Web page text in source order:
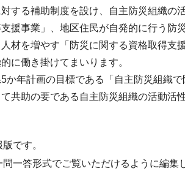
する補助制度を設け、自主防災組織
援事業」、地区住民が自発的に行う防
材を増やす「防災に関する資格取得
に働き掛けてまいります。
か年計画の目標である「自主防災組織
共助の要である自主防災組織の活動活
です。
問一答形式でご覧いただけるように編